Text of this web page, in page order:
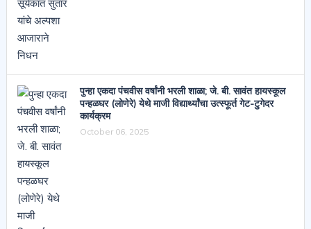
पुन्हा एकदा पंचवीस वर्षांनी भरली शाळा; जे. बी. सावंत हायस्कूल
पन्हळघर (लोणेरे) येथे माजी विद्यार्थ्यांचा उत्स्फूर्त गेट-टुगेदर
कार्यक्रम
October 06, 2025